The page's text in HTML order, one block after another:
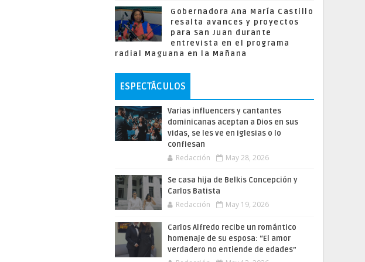
Gobernadora Ana María Castillo
resalta avances y proyectos
para San Juan durante
entrevista en el programa
radial Maguana en la Mañana
ESPECTÁCULOS
Varias influencers y cantantes
dominicanas aceptan a Dios en sus
vidas, se les ve en iglesias o lo
confiesan
Redacción May 28, 2026
Se casa hija de Belkis Concepción y
Carlos Batista
Redacción May 19, 2026
Carlos Alfredo recibe un romántico
homenaje de su esposa: “El amor
verdadero no entiende de edades”